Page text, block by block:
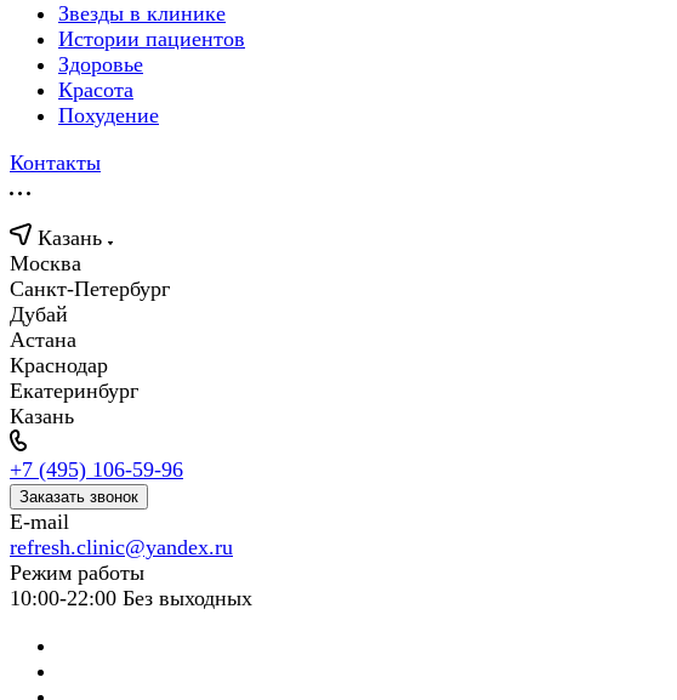
Звезды в клинике
Истории пациентов
Здоровье
Красота
Похудение
Контакты
Казань
Москва
Санкт-Петербург
Дубай
Астана
Краснодар
Екатеринбург
Казань
+7 (495) 106-59-96
Заказать звонок
E-mail
refresh.clinic@yandex.ru
Режим работы
10:00-22:00 Без выходных